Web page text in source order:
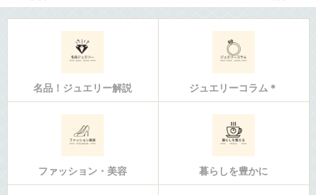
名品！ジュエリー解説 ジュエリーコラム＊
ファッション・美容 暮らしを豊かに